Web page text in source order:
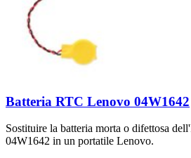
Batteria RTC Lenovo 04W1642
Sostituire la batteria morta o difettosa
04W1642 in un portatile Lenovo.